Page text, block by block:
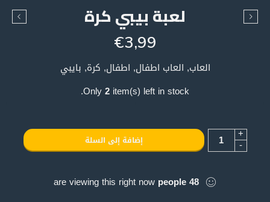
لعبة بيبي كرة
€3,99
العاب, العاب اطفال, اطفال, كرة, بايبي
Only2 item(s) left in stock.
+
- إضافة إلى السلة
48
people
are viewing this right now